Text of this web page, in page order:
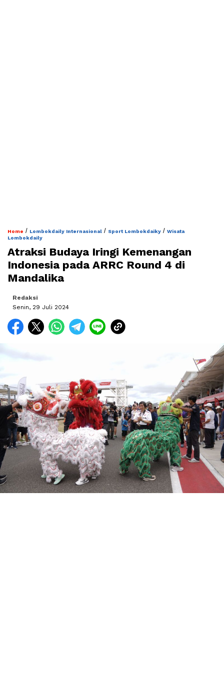
Home / Lombokdaily Internasional / Sport Lombokdaiky / Wisata
Lombokdaily
Atraksi Budaya Iringi Kemenangan
Indonesia pada ARRC Round 4 di
Mandalika
Redaksi
Senin, 29 Juli 2024